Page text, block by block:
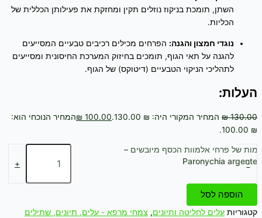
השתן, תומכת בניקוז נוזלים תקין ומחזקת את פעילותן הכללית של
הכליות.
נוגדי חמצון והגנה: הפרחים מכילים רכיבים טבעיים המסייעים
להגנה על תאי הגוף, תומכים בחיזוק המערכת החיסונית ומסייעים
לתהליכי הניקוי הטבעיים (דיטוקס) של הגוף.
העלות:
₪130.00 המחיר המקורי היה: ₪ 130.00. ₪ 100.00
המחיר הנוכחי הוא:
₪ 100.00.
-
כמות של פרחי אלמוות הכסף מיובשים –
Paronychia argentea
+
הוספה לסל
קטגוריות עלים לחליטה ותיונים, צמחי מרפא - עלים, תיונים, שתילים